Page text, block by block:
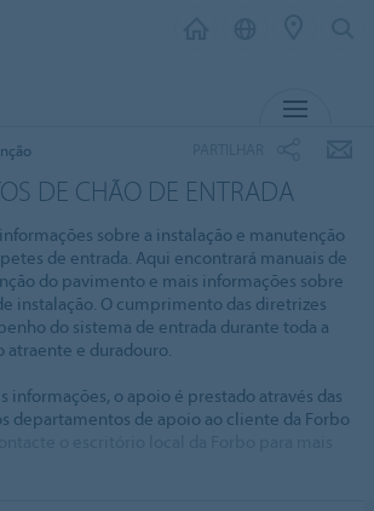
DE CHÃO DE ENTRADA
sobre a instalação e manutenção
de entrada. Aqui encontrará manuais de
do pavimento e mais informações sobre
instalação. O cumprimento das diretrizes
do sistema de entrada durante toda a
e duradouro.
informações, o apoio é prestado através das
departamentos de apoio ao cliente da Forbo